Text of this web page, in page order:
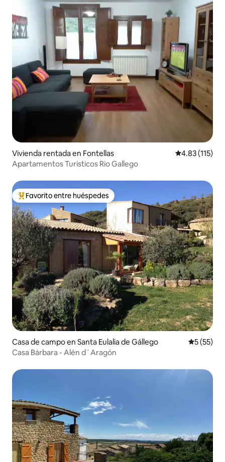
Vivienda rentada en Fontellas Calificación
4.83 (115)
Apartamentos Turisticos Rio Gallego
Favorito entre huéspedes preferido
Favorito entre huéspedes
Casa de campo en Santa Eulalia de Gállego
5 (55)
Casa Bárbara - Alén d´Aragón